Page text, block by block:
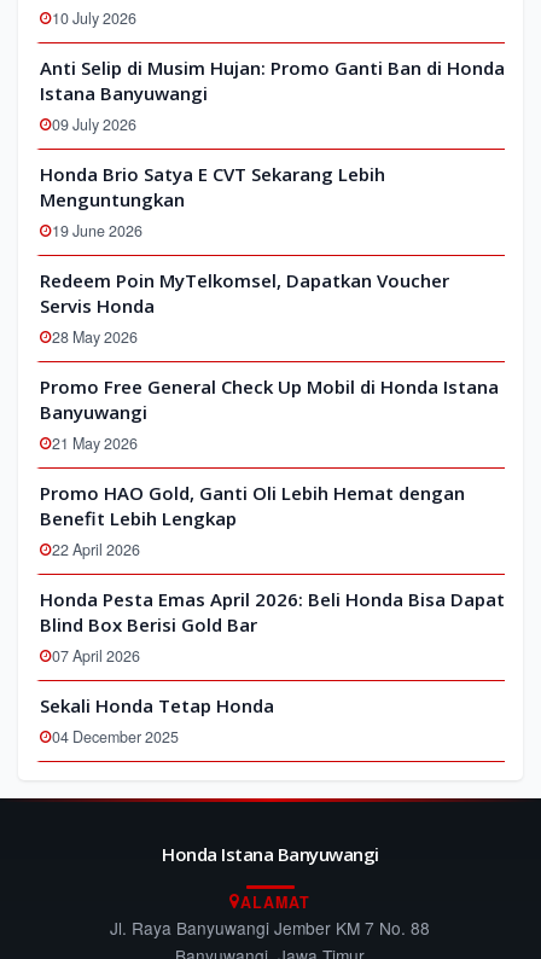
10 July 2026
Anti Selip di Musim Hujan: Promo Ganti Ban di Honda
Istana Banyuwangi
09 July 2026
Honda Brio Satya E CVT Sekarang Lebih
Menguntungkan
19 June 2026
Redeem Poin MyTelkomsel, Dapatkan Voucher
Servis Honda
28 May 2026
Promo Free General Check Up Mobil di Honda Istana
Banyuwangi
21 May 2026
Promo HAO Gold, Ganti Oli Lebih Hemat dengan
Benefit Lebih Lengkap
22 April 2026
Honda Pesta Emas April 2026: Beli Honda Bisa Dapat
Blind Box Berisi Gold Bar
07 April 2026
Sekali Honda Tetap Honda
04 December 2025
Honda Istana Banyuwangi
ALAMAT
Jl. Raya Banyuwangi Jember KM 7 No. 88